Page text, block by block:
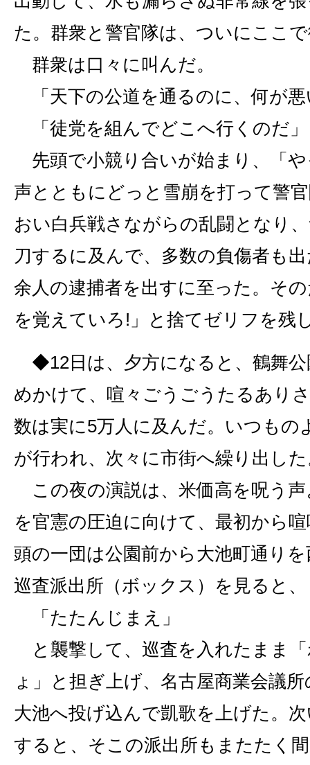
た。群衆と警官隊は、ついにここ
群衆は口々に叫んだ。
「天下の公道を通るのに、何が
「徒党を組んでどこへ行くのだ」
先頭で小競り合いが始まり、「
声とともにどっと雪崩を打って警
おい白兵戦さながらの乱闘となり
刀するに及んで、多数の負傷者も
余人の逮捕者を出すに至った。そ
を覚えていろ!」と捨てゼリフを残
◆12日は、夕方になると、鶴舞公
めかけて、喧々ごうごうたるあり
数は実に5万人に及んだ。いつもの
が行われ、次々に市街へ繰り出し
この夜の演説は、米価高を呪う
を官憲の圧迫に向けて、最初から
頭の一団は公園前から大池町通り
巡査派出所（ボックス）を見ると、
「たたんじまえ」
と襲撃して、巡査を入れたまま
ょ」と担ぎ上げ、名古屋商業会議
大池へ投げ込んで凱歌を上げた。
すると、そこの派出所もまたたく